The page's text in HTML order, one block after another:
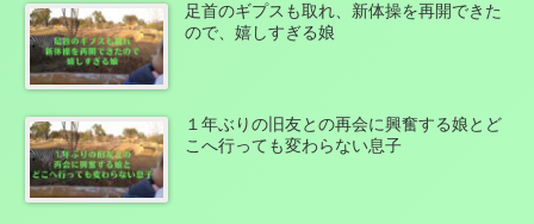
足首のギプスも取れ、新体操を再開できた
ので、嬉しすぎる娘
１年ぶりの旧友との再会に興奮する娘とど
こへ行っても変わらない息子